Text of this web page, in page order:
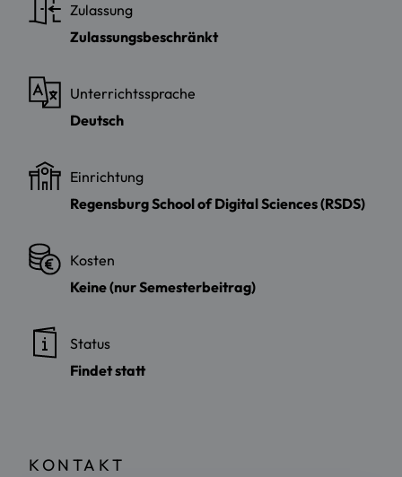
Zulassung
Zulassungsbeschränkt
Unterrichtssprache
Deutsch
Einrichtung
Regensburg School of Digital Sciences (RSDS)
Kosten
Keine (nur Semesterbeitrag)
Status
Findet statt
KONTAKT